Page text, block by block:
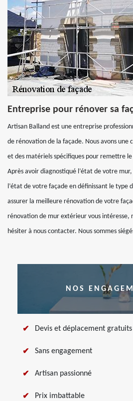
Entreprise pour rénover sa
Artisan Balland est une entreprise
de rénovation de la façade. Nous avons une
et des matériels spécifiques pour remettre
Après avoir diagnostiqué l’état de votre
l’état de votre façade en définissant le type
assurer la meilleure rénovation de votre
rénovation de mur extérieur vous intéresse,
hésiter à nous contacter. Nous sommes
NOS
Devis et déplacement gratuits
Sans engagement
Artisan passionné
Prix imbattable